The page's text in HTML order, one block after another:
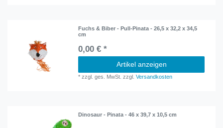
Fuchs & Biber - Pull-Pinata - 26,5 x 32,2 x 34,5
cm
0,00 € *
Artikel anzeigen
*zzgl. ges. MwSt. zzgl.Versandkosten
Dinosaur - Pinata - 46 x 39,7 x 10,5 cm